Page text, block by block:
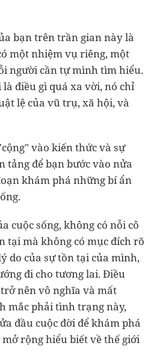
bạn trên trần gian này là
một nhiệm vụ riêng, một
người cần tự mình tìm hiểu.
điều gì quá xa vời, nó chỉ
lệ của vũ trụ, xã hội, và
vào kiến thức và sự
tảng để bạn bước vào nửa
khám phá những bí ẩn
cuộc sống, không có nỗi cô
tại mà không có mục đích rõ
do của sự tồn tại của mình,
đi cho tương lai. Điều
nên vô nghĩa và mất
mắc phải tình trạng này,
đầu cuộc đời để khám phá
rộng hiểu biết về thế giới